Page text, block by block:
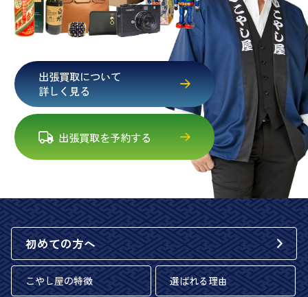
出張買取について
詳しく見る
出張買取を予約する
初めての方へ
こやし屋の特徴 選ばれる理由